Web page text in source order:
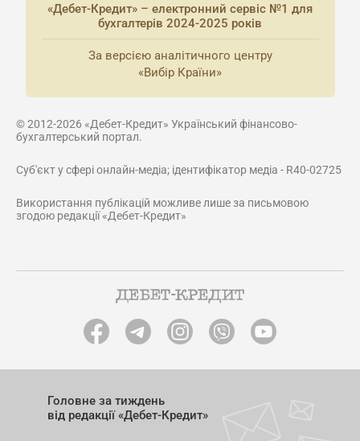
«Дебет-Кредит» – електронний сервіс №1 для
бухгалтерів 2024-2025 років
За версією аналітичного центру
«Вибір Країни»
© 2012-2026 «Дебет-Кредит» Український фінансово-
бухгалтерський портал.
Суб'єкт у сфері онлайн-медіа; ідентифікатор медіа - R40-02725
Використання публікацій можливе лише за письмовою
згодою редакції «Дебет-Кредит»
Головне за тиждень
від редакції «Дебет-Кредит»